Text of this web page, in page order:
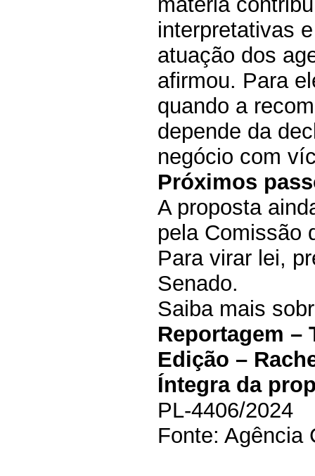
interpretativas
atuação dos
afirmou. Para
quando a
depende da
negócio com
Próximos
A proposta
pela Comissão
Para virar lei,
Senado.
Saiba mais
Reportagem –
Edição –
Íntegra da
PL-4406/2024
Fonte: Agência